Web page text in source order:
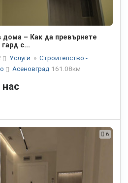
– Как да превърнете
с...
Услуги » Строителство -
Асеновград 161.08км
6